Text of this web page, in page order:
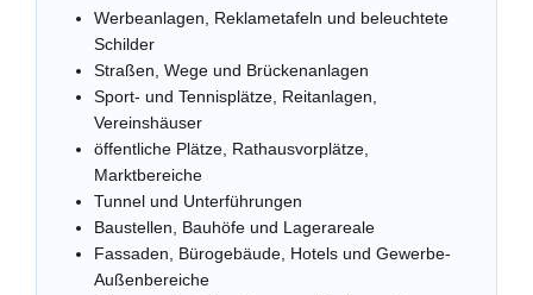
Werbeanlagen, Reklametafeln und beleuchtete
Schilder
Straßen, Wege und Brückenanlagen
Sport- und Tennisplätze, Reitanlagen,
Vereinshäuser
öffentliche Plätze, Rathausvorplätze,
Marktbereiche
Tunnel und Unterführungen
Baustellen, Bauhöfe und Lagerareale
Fassaden, Bürogebäude, Hotels und Gewerbe-
Außenbereiche